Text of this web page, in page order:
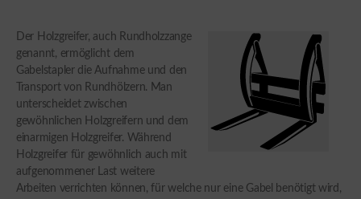
Der Holzgreifer, auch Rundholzzange
genannt, ermöglicht dem
Gabelstapler die Aufnahme und den
Transport von Rundhölzern. Man
unterscheidet zwischen
gewöhnlichen Holzgreifern und dem
einarmigen Holzgreifer. Während
Holzgreifer für gewöhnlich auch mit
aufgenommener Last weitere
Arbeiten verrichten können, für welche nur eine Gabel benötigt wird,